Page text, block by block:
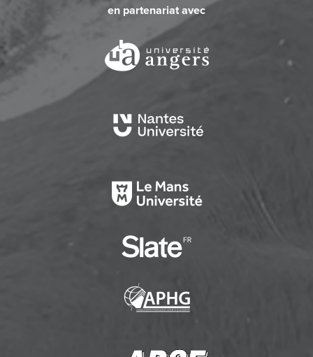
en partenariat avec